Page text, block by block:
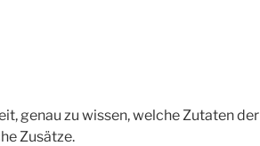
genau zu wissen, welche Zutaten der
Zusätze.